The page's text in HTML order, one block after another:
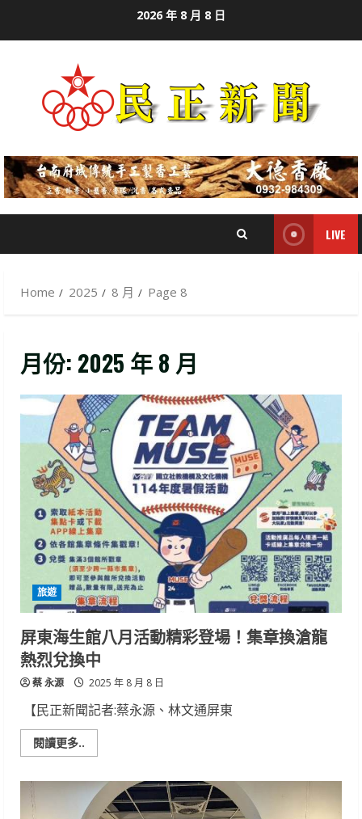
2026 年 8 月 8 日
LIVE
Home 2025 8 月 Page 8
月份: 2025 年 8 月
旅遊
屏東海生館八月活動精彩登場！集章換滄龍
熱烈兌換中
蔡 永源 2025 年 8 月 8 日
【民正新聞記者:蔡永源、林文通屏東
閱讀更多..
more
東
海
生